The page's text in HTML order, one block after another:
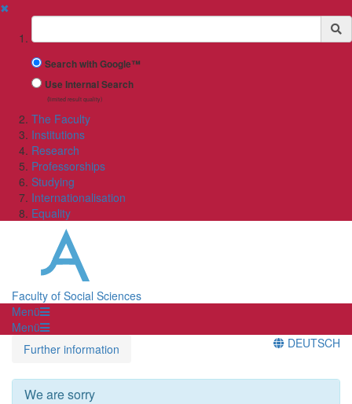
✖
Suchbegriff
Search with Google™
Use Internal Search
(limited result quality)
The Faculty
Institutions
Research
Professorships
Studying
Internationalisation
Equality
Faculty of Social Sciences
Menü
Menü
Further information
DEUTSCH
We are sorry